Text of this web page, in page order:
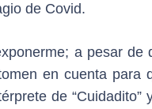
de Covid.
a pesar de
en cuenta para
de “Cuidadito”